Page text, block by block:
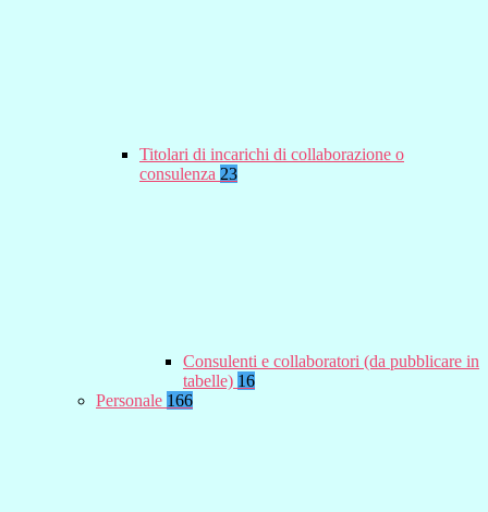
Titolari di incarichi di collaborazione o
consulenza 23
Consulenti e collaboratori (da pubblicare in
tabelle) 16
Personale 166